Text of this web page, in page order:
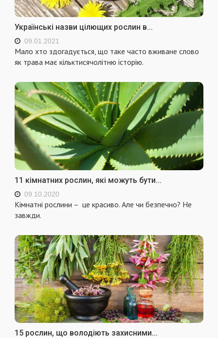
Українські назви цілющих рослин в...
09.01.2021
Мало хто здогадується, що таке часто вживане слово
як трава має кільктисячолітню історію.
11 кімнатних рослин, які можуть бути...
09.10.2020
Кімнатні рослини – це красиво. Але чи безпечно? Не
завжди.
15 рослин, що володіють захисними...